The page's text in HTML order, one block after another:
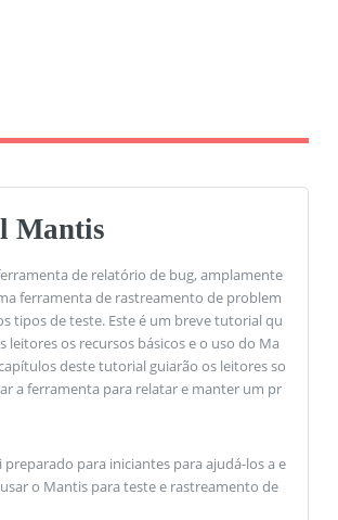
Mantis
de relatório de bug, amplamente
ferramenta de rastreamento de problem
tipos de teste. Este é um breve tutorial qu
leitores os recursos básicos e o uso do Ma
deste tutorial guiarão os leitores so
a ferramenta para relatar e manter um pr
para iniciantes para ajudá-los a e
o Mantis para teste e rastreamento de